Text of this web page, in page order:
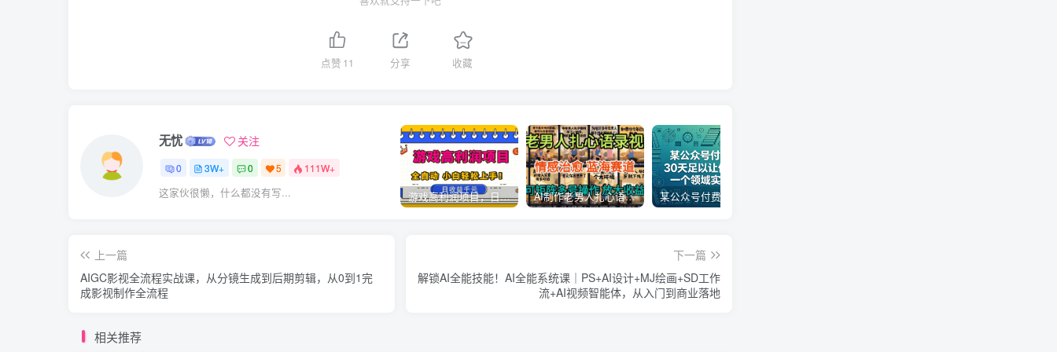
点赞 11 分享 收藏
无忧 关注
0 3W+ 0 5 111W+
这家伙很懒，什么都没有写... 游戏高利润项目，日收益1k+，全自动，无需值守，解放双手，小白轻松上手【揭秘】 AI制作老男人扎心语录，5分钟一条，操作简单，流量非常大，保姆级教程
上一篇
AIGC影视全流程实战课，从分镜生成到后期剪辑，从0到1完
成影视制作全流程
下一篇
解锁AI全能技能！AI全能系统课｜PS+AI设计+MJ绘画+SD工作
流+AI视频智能体，从入门到商业落地
相关推荐